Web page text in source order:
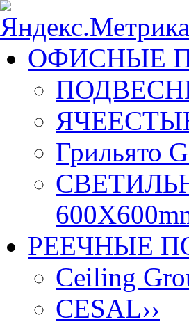
ОФИСНЫЕ
Грильято
РЕЕЧНЫЕ
Ceiling
CESAL››